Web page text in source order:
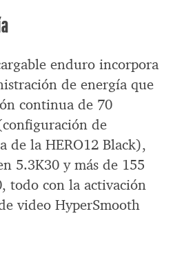
enduro incorpora
de energía que
continua de 70
de
de la HERO12 Black),
5.3K30 y más de 155
todo con la activación
video HyperSmooth